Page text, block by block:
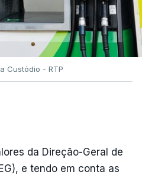
Custódio - RTP
da Direção-Geral de
e tendo em conta as